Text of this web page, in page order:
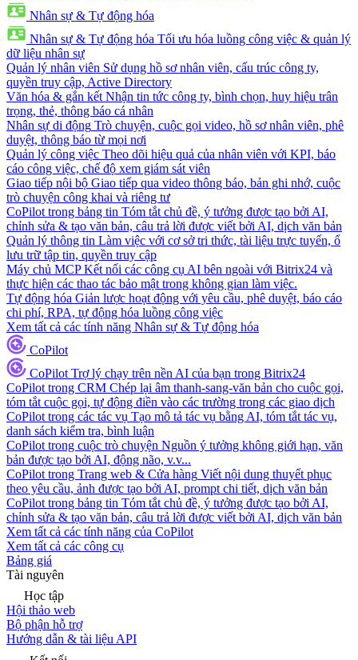
Nhân sự & Tự động hóa
Nhân sự & Tự động hóa Tối ưu hóa luồng công việc & quản lý
dữ liệu nhân sự
Quản lý nhân viên Sử dụng hồ sơ nhân viên, cấu trúc công ty,
quyền truy cập, Active Directory
Văn hóa & gắn kết Nhận tin tức công ty, bình chọn, huy hiệu trân
trọng, thẻ, thông báo cá nhân
Nhân sự di động Trò chuyện, cuộc gọi video, hồ sơ nhân viên, phê
duyệt, thông báo từ mọi nơi
Quản lý công việc Theo dõi hiệu quả của nhân viên với KPI, báo
cáo công việc, chế độ xem giám sát viên
Giao tiếp nội bộ Giao tiếp qua video thông báo, bản ghi nhớ, cuộc
trò chuyện công khai và riêng tư
CoPilot trong bảng tin Tóm tắt chủ đề, ý tưởng được tạo bởi AI,
chỉnh sửa & tạo văn bản, câu trả lời được viết bởi AI, dịch văn bản
Quản lý thông tin Làm việc với cơ sở tri thức, tài liệu trực tuyến, ổ
lưu trữ tập tin, quyền truy cập
Máy chủ MCP Kết nối các công cụ AI bên ngoài với Bitrix24 và
thực hiện các thao tác bảo mật trong không gian làm việc.
Tự động hóa Giản lược hoạt động với yêu cầu, phê duyệt, báo cáo
chi phí, RPA, tự động hóa luồng công việc
Xem tất cả các tính năng Nhân sự & Tự động hóa
CoPilot
CoPilot Trợ lý chạy trên nền AI của bạn trong Bitrix24
CoPilot trong CRM Chép lại âm thanh-sang-văn bản cho cuộc gọi,
tóm tắt cuộc gọi, tự động điền vào các trường trong các giao dịch
CoPilot trong các tác vụ Tạo mô tả tác vụ bằng AI, tóm tắt tác vụ,
danh sách kiểm tra, bình luận
CoPilot trong cuộc trò chuyện Nguồn ý tưởng không giới hạn, văn
bản được tạo bởi AI, động não, v.v...
CoPilot trong Trang web & Cửa hàng Viết nội dung thuyết phục
theo yêu cầu, ảnh được tạo bởi AI, prompt chi tiết, dịch văn bản
CoPilot trong bảng tin Tóm tắt chủ đề, ý tưởng được tạo bởi AI,
chỉnh sửa & tạo văn bản, câu trả lời được viết bởi AI, dịch văn bản
Xem tất cả các tính năng của CoPilot
Xem tất cả các công cụ
Bảng giá
Tài nguyên
Học tập
Hội thảo web
Bộ phận hỗ trợ
Hướng dẫn & tài liệu API